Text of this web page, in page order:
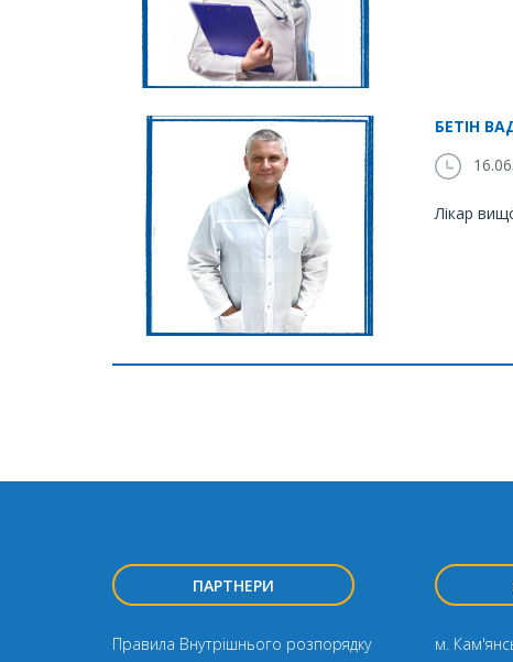
БЕТІН
Лікар
ПАРТНЕРИ
Правила Внутрішнього розпорядку
м.